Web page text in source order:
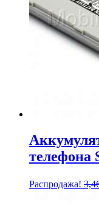
телефона
Распродажа!